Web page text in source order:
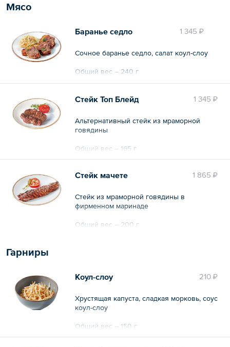
Мясо
1 345 ₽
Баранье седло
Сочное баранье седло, салат коул-слоу
Общий вес – 240 г
1 345 ₽
Стейк Топ Блейд
Альтернативный стейк из мраморной
говядины
Общий вес – 165 г
1 865 ₽
Стейк мачете
Стейк из мраморной говядины в
фирменном маринаде
Общий вес – 200 г
Гарниры
210 ₽
Коул-слоу
Хрустящая капуста, сладкая морковь, соус
коул-слоу
Общий вес – 150 г